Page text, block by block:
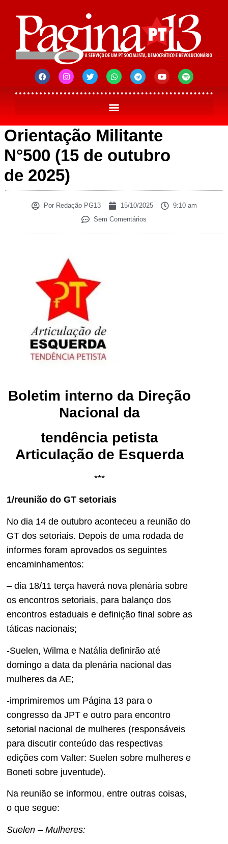
Orientação Militante
N°500 (15 de outubro
de 2025)
PorRedação PG13 15/10/2025
9:10 am
Sem Comentários
Boletim interno da Direção
Nacional da
tendência petista
Articulação de Esquerda
***
1/reunião do GT setoriais
No dia 14 de outubro aconteceu a reunião do
GT dos setoriais. Depois de uma rodada de
informes foram aprovados os seguintes
encaminhamentos:
– dia 18/11 terça haverá nova plenária sobre
os encontros setoriais, para balanço dos
encontros estaduais e definição final sobre as
táticas nacionais;
-Suelen, Wilma e Natália definirão até
domingo a data da plenária nacional das
mulheres da AE;
-imprimiremos um Página 13 para o
congresso da JPT e outro para encontro
setorial nacional de mulheres (responsáveis
para discutir conteúdo das respectivas
edições com Valter: Suelen sobre mulheres e
Boneti sobre juventude).
Na reunião se informou, entre outras coisas,
o que segue:
Suelen – Mulheres: